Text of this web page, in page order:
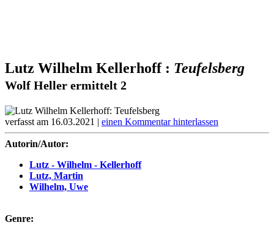
Lutz Wilhelm Kellerhoff : Teufelsberg
Wolf Heller ermittelt 2
verfasst am 16.03.2021 | einen Kommentar hinterlassen
Autorin/Autor:
Lutz - Wilhelm - Kellerhoff
Lutz, Martin
Wilhelm, Uwe
Genre: